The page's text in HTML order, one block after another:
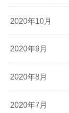
2020年10月
2020年9月
2020年8月
2020年7月